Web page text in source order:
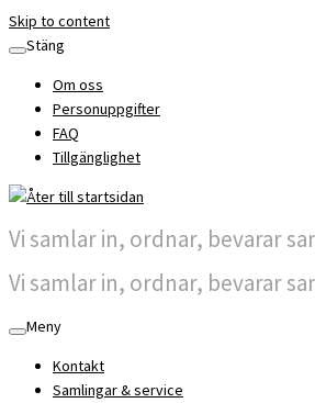
Skip to content
Stäng
Om oss
Personuppgifter
FAQ
Tillgänglighet
Vi samlar in, ordnar, bevarar
Vi samlar in, ordnar, bevarar
Meny
Kontakt
Samlingar & service